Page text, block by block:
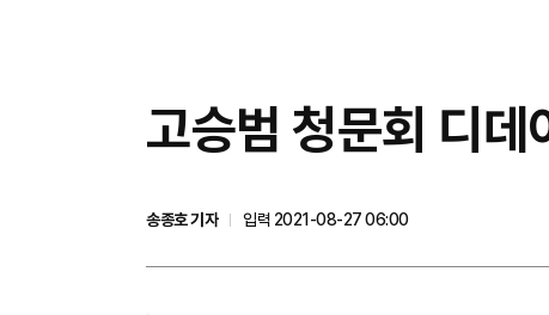
고승범 청문회 디
송종호 기자
입력 2021-08-27 06:00